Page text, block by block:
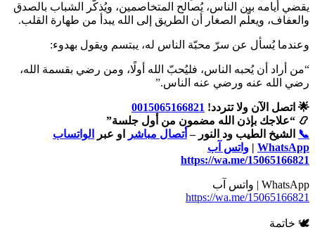
يقضي أيامه بين الناس، يُصالح المتخاصمين، ويُذكّر الشباب بالصدق
والعفاف، ويعلّم الصغار أن الطريق إلى الله يبدأ من طهارة القلب.
وعندما يُسأل عن سرّ محبّة الناس له، يبتسم ويقول بهدوء:
“من أراد أن يُحبه الناس، فليُحبّ الله أولًا، ومن رضي بقسمة الله،
رضي الله عنه ورضي عنه الناس.”
🌟 اتصل الآن ولا تتردد! 0015065166821
📿 “علاجك بإذن الله مضمون من أول جلسة”
📞
الشيخ الطيب ود النور – أتصال مباشر او عبر
الواتساب
WhatsApp
| واتس آب
https://wa.me/15065166821
WhatsApp | واتس آب
https://wa.me/15065166821
🕊️ خاتمة